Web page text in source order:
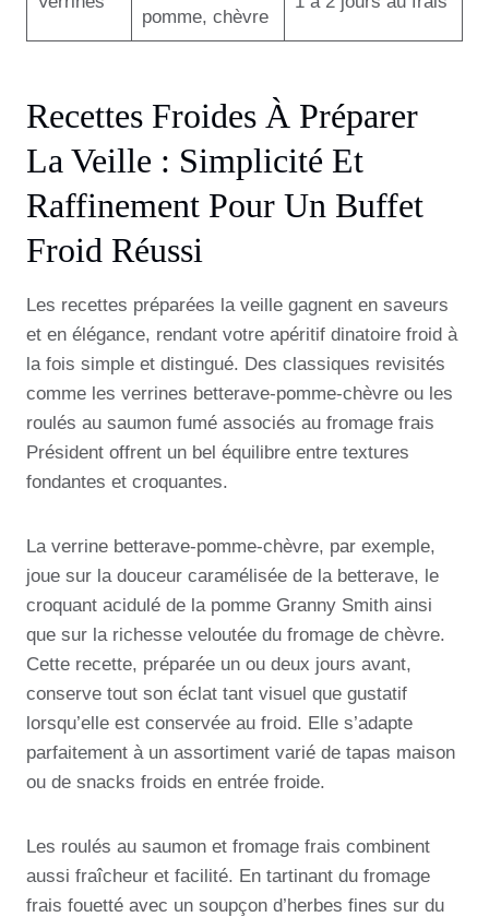
pomme, chèvre
Recettes Froides À Préparer
La Veille : Simplicité Et
Raffinement Pour Un Buffet
Froid Réussi
Les recettes préparées la veille gagnent en saveurs
et en élégance, rendant votre apéritif dinatoire froid à
la fois simple et distingué. Des classiques revisités
comme les verrines betterave-pomme-chèvre ou les
roulés au saumon fumé associés au fromage frais
Président offrent un bel équilibre entre textures
fondantes et croquantes.
La verrine betterave-pomme-chèvre, par exemple,
joue sur la douceur caramélisée de la betterave, le
croquant acidulé de la pomme Granny Smith ainsi
que sur la richesse veloutée du fromage de chèvre.
Cette recette, préparée un ou deux jours avant,
conserve tout son éclat tant visuel que gustatif
lorsqu’elle est conservée au froid. Elle s’adapte
parfaitement à un assortiment varié de tapas maison
ou de snacks froids en entrée froide.
Les roulés au saumon et fromage frais combinent
aussi fraîcheur et facilité. En tartinant du fromage
frais fouetté avec un soupçon d’herbes fines sur du